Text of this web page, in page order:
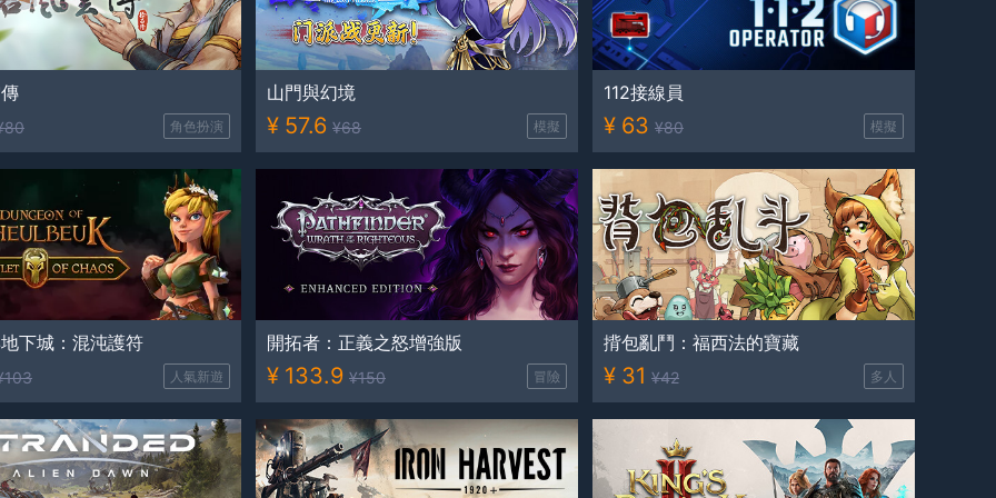
80 角色扮演
山門與幻境
¥ 57.6 ¥68 模擬
112接線員
¥ 63 ¥80 模擬
下城：混沌護符
103 人氣新遊
開拓者：正義之怒增強版
¥ 133.9 ¥150 冒險
揹包亂鬥：福西法的寶藏
¥ 31 ¥42 多人